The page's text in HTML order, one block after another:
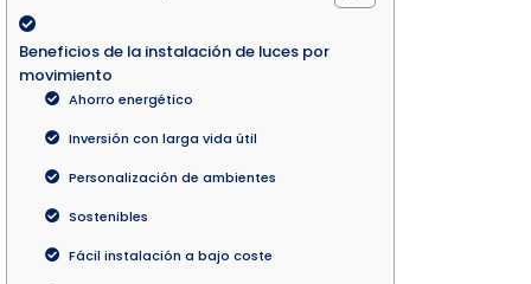
Beneficios de la instalación de luces por
movimiento
Ahorro energético
Inversión con larga vida útil
Personalización de ambientes
Sostenibles
Fácil instalación a bajo coste